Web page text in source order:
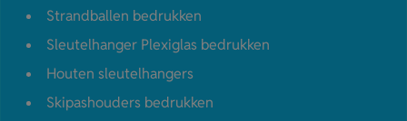
Strandballen bedrukken
Sleutelhanger Plexiglas bedrukken
Houten sleutelhangers
Skipashouders bedrukken